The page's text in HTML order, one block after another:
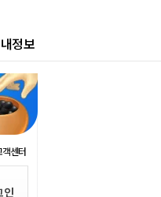
내정보
객센터